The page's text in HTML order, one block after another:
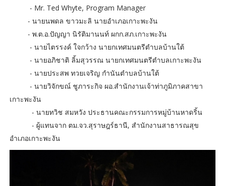
- Mr. Ted Whyte, Program Manager
- นายนพดล ขาวมะลิ นายอำเภอเกาะพะงัน
- พ.ต.อ.ปัญญา นิรัติมานนท์ ผกก.สภ.เกาะพะงัน
- นายไตรรงค์ ใจกว้าง นายกเทศมนตรีตำบลบ้านใต้
- นายอภิชาติ ลิ้มสุวรรณ นายกเทศมนตรีตำบลเกาะพะงัน
- นายประสพ ทวยเจริญ กำนันตำบลบ้านใต้
- นายวิจักขณ์ ชูภาระกิจ ผอ.สำนักงานเจ้าท่าภูมิภาคสาขา
เกาะพะงัน
- นายทวิช สมหวัง ประธานคณะกรรมการหมู่บ้านหาดริ้น
- ผู้แทนจาก ตม.จว.สุราษฎร์ธานี, สำนักงานสาธารณสุข
อำเภอเกาะพะงัน